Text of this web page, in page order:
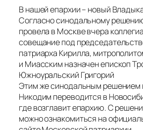
В нашей епархии – новый
Согласно синодальному
провела в Москве вчера
совещание под
патриарха Кирилла,
и Миасским назначен епископ
Южноуральский Григорий
Этим же синодальным решением
Никодим переводится в
где возглавит епархию. С
можно ознакомиться на